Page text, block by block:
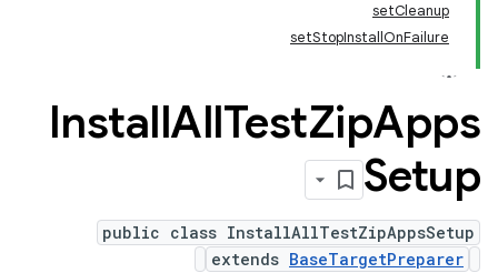
setCleanup
setStopInstallOnFailure
InstallAllTestZipApps
Setup
public class InstallAllTestZipAppsSetup
extends BaseTargetPreparer